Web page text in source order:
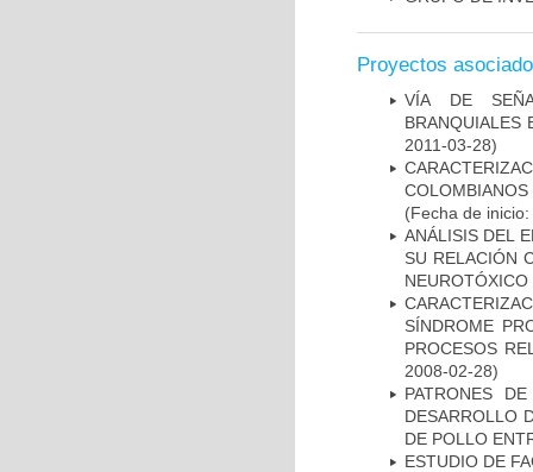
Proyectos
VÍA DE
BRANQUIALES
2011-03-28)
(Fecha de
ANÁLISIS DEL
SU RELACIÓN
NEUROTÓXICO
SÍNDROME
PROCESOS
2008-02-28)
PATRONES
DESARROLLO
DE POLLO
ESTUDIO DE